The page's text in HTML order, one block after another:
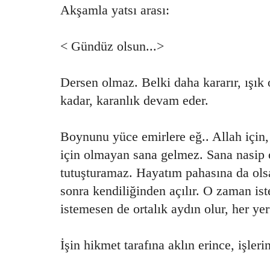
Akşamla yatsı arası:
< Gündüz olsun...>
Dersen olmaz. Belki daha kararır,
kadar, karanlık devam eder.
Boynunu yüce emirlere eğ.. Allah
için olmayan sana gelmez. Sana nasip
tutuşturamaz. Hayatım pahasına da
sonra kendiliğinden açılır. O zaman
istemesen de ortalık aydın olur, her
İşin hikmet tarafına aklın erince,